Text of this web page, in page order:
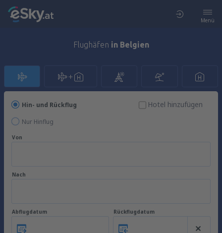
Menü
Flughäfen in Belgien
Hin- und Rückflug
Nur Hinflug
Hotel hinzufügen
Von
Nach
Abflugdatum Rückflugdatum